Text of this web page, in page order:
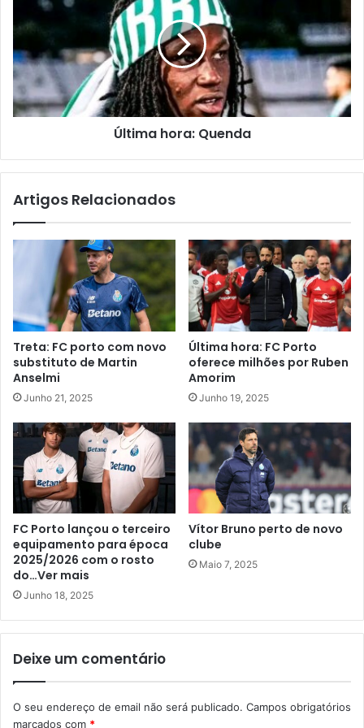
Última hora: Quenda
Artigos Relacionados
Treta: FC porto com novo
substituto de Martin
Anselmi
Junho 21, 2025
Última hora: FC Porto
oferece milhões por Ruben
Amorim
Junho 19, 2025
FC Porto lançou o terceiro
equipamento para época
2025/2026 com o rosto
do…Ver mais
Junho 18, 2025
Vítor Bruno perto de novo
clube
Maio 7, 2025
Deixe um comentário
O seu endereço de email não será publicado. Campos obrigatórios
marcados com *